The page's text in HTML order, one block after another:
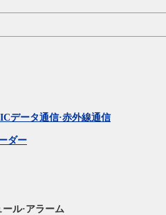
データ通信·赤外線通信
ダー
ル·アラーム